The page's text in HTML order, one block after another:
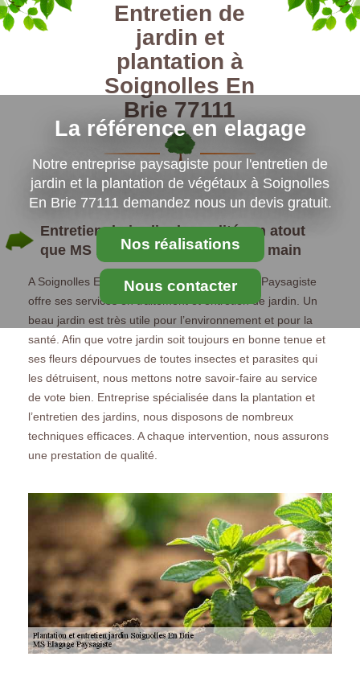
La référence en elagage
Notre entreprise paysagiste pour l'entretien de
jardin et la plantation de végétaux à Soignolles
En Brie 77111 demandez nous un devis gratuit.
Nos réalisations
Nous contacter
Entretien de
jardin et
plantation à
Soignolles En
Brie 77111
Entretien du jardin de qualité: un atout
que MS Elagage Paysagiste a en main
A Soignolles En Brie, l’entreprise MS Elagage Paysagiste
offre ses services en traitement et entretien de jardin. Un
beau jardin est très utile pour l’environnement et pour la
santé. Afin que votre jardin soit toujours en bonne tenue et
ses fleurs dépourvues de toutes insectes et parasites qui
les détruisent, nous mettons notre savoir-faire au service
de vote bien. Entreprise spécialisée dans la plantation et
l’entretien des jardins, nous disposons de nombreux
techniques efficaces. A chaque intervention, nous assurons
une prestation de qualité.